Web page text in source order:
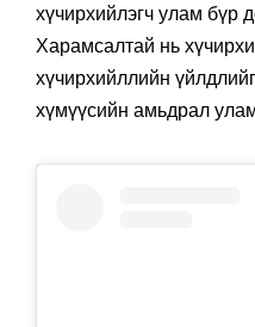
хүчирхийлэгч улам бүр
Харамсалтай нь
хүчирхийллийн
хүмүүсийн амьдрал